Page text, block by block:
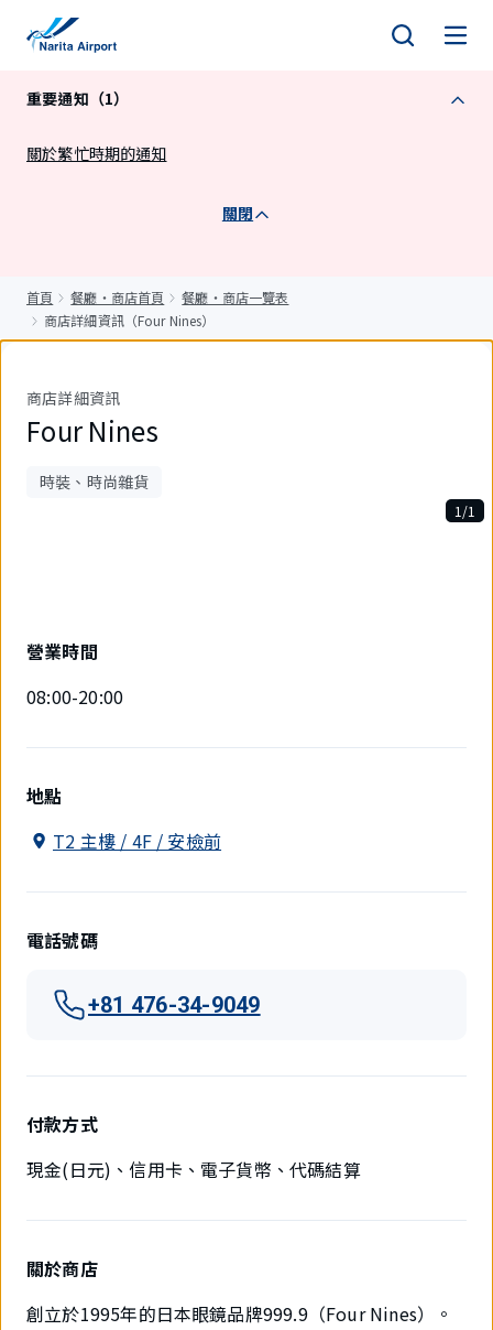
重要通知（1）
關於繁忙時期的通知
關閉
首頁 餐廳・商店首頁
餐廳・商店一覽表
商店詳細資訊（Four Nines）
商店詳細資訊
Four Nines
時裝、時尚雜貨
件。
1/1
營業時間
08:00-20:00
地點
T2 主樓 / 4F / 安檢前
電話號碼
+81 476-34-9049
付款方式
現金(日元)、信用卡、電子貨幣、代碼結算
關於商店
創立於1995年的日本眼鏡品牌999.9（Four Nines）。